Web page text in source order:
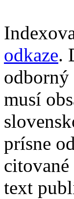
odkaze.
odborný
musí
prísne
text